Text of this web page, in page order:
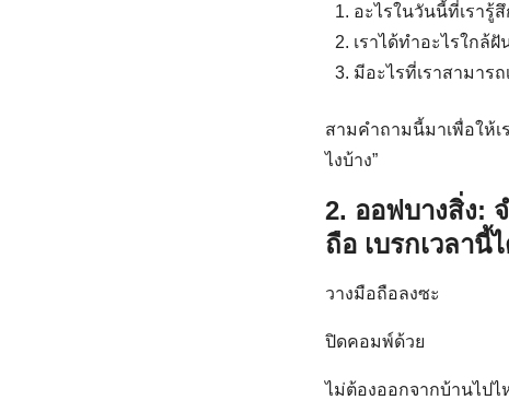
อะไรในวันนี้ที่เรารู้
เราได้ทำอะไรใกล้ฝั
มีอะไรที่เราสามาร
สามคำถามนี้มาเพื่อให้เ
ไงบ้าง”
2. ออฟบางสิ่ง:
ถือ เบรกเวลา
วางมือถือลงซะ
ปิดคอมพ์ด้วย
ไม่ต้องออกจากบ้านไปไ